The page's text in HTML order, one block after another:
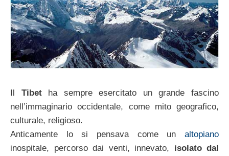
Il Tibetha sempre esercitato un grande fascino
nell’immaginario occidentale, come mito geografico,
culturale, religioso.
Anticamente lo si pensava come un altopiano
inospitale, percorso dai venti, innevato, isolato dal